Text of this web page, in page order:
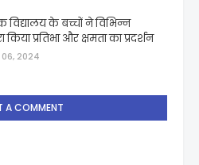
विद्यालय के बच्चों ने विभिन्न
किया प्रतिभा और क्षमता का प्रदर्शन
06, 2024
A COMMENT